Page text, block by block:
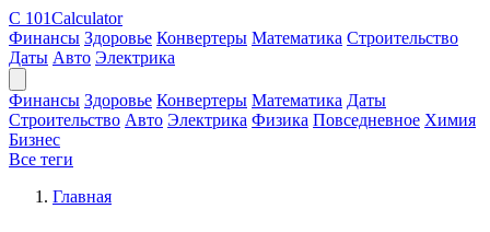
C 101Calculator
Финансы Здоровье Конвертеры Математика Строительство
Даты Авто Электрика
Финансы Здоровье Конвертеры Математика Даты
Строительство Авто Электрика Физика Повседневное Химия
Бизнес
Все теги
Главная